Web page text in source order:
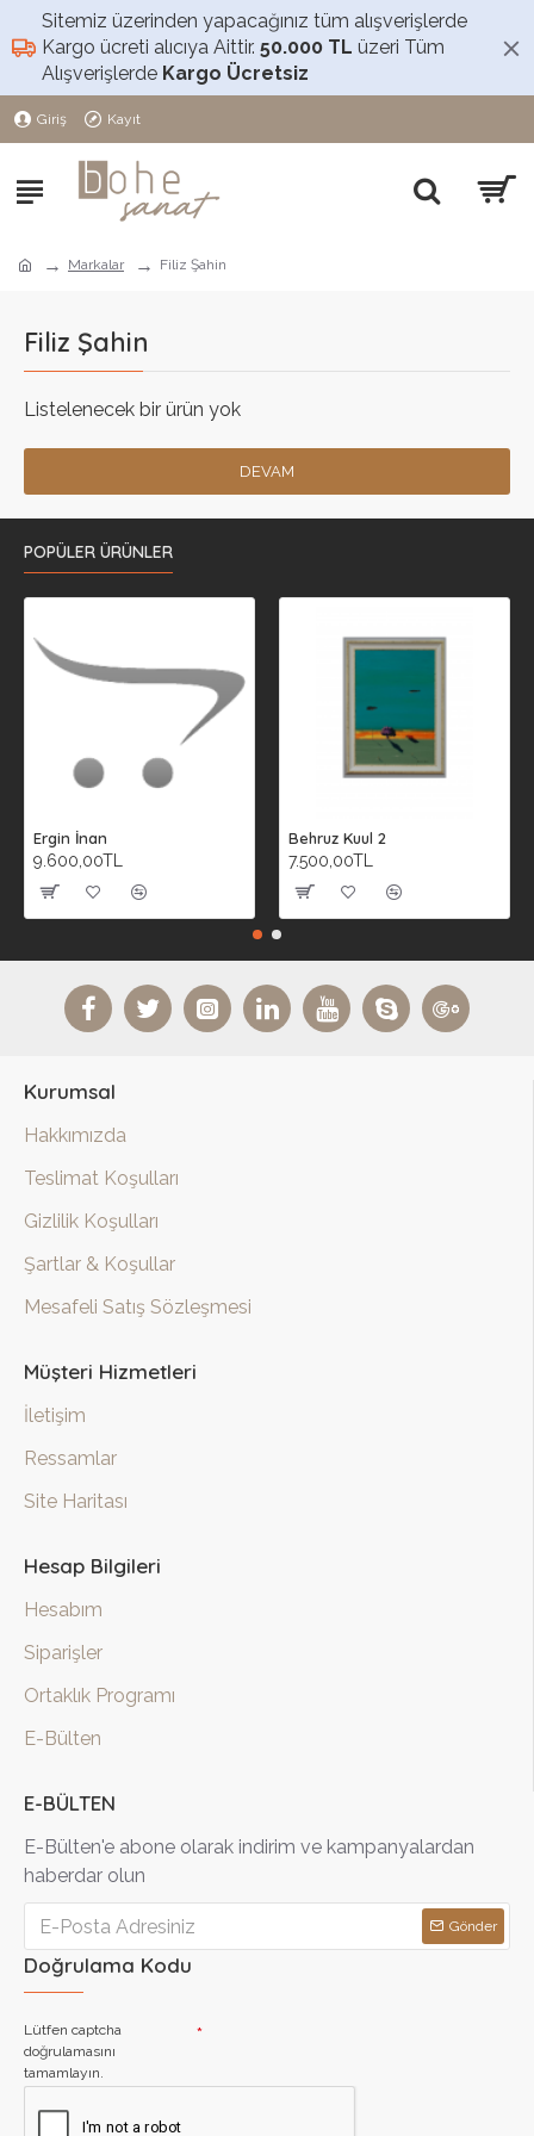
Sitemiz üzerinden yapacağınız tüm alışverişlerde
Kargo ücreti alıcıya Aittir. 50.000 TL üzeri Tüm
Alışverişlerde Kargo Ücretsiz
Giriş Kayıt
Markalar Filiz Şahin
Filiz Şahin
Listelenecek bir ürün yok
DEVAM
POPÜLER ÜRÜNLER
Ergin İnan
9.600,00TL
Behruz Kuul 2
7.500,00TL
Kurumsal
Hakkımızda
Teslimat Koşulları
Gizlilik Koşulları
Şartlar & Koşullar
Mesafeli Satış Sözleşmesi
Müşteri Hizmetleri
İletişim
Ressamlar
Site Haritası
Hesap Bilgileri
Hesabım
Siparişler
Ortaklık Programı
E-Bülten
E-BÜLTEN
E-Bülten'e abone olarak indirim ve kampanyalardan
haberdar olun
Gönder
Doğrulama Kodu
Lütfen captcha
doğrulamasını
tamamlayın.